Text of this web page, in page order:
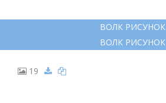
ВОЛК РИСУНОК
ВОЛК РИСУНОК
19